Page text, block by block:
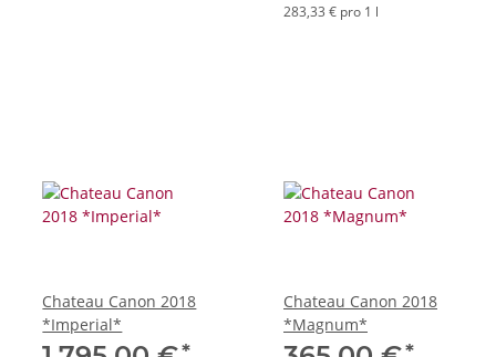
283,33 € pro 1 l
Chateau Canon 2018
*Imperial*
*
Chateau Canon 2018
*Magnum*
*